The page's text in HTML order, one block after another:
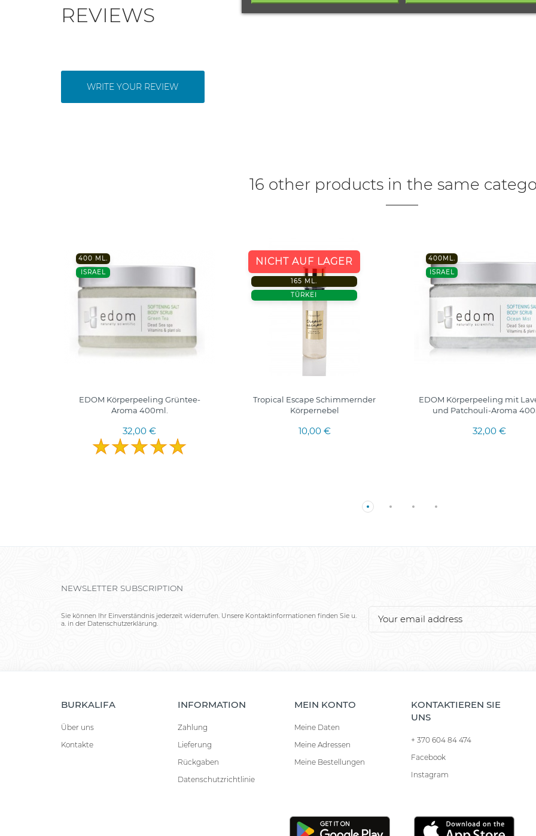
REVIEWS
WRITE YOUR REVIEW
16 other products in the same
400 ML.
ISRAEL
EDOM Körperpeeling Grüntee-
Aroma 400ml.
32,00 €
NICHT AUF LAGER
165 ML.
TÜRKEI
Tropical Escape Schimmernder
Körpernebel
10,00 €
400ML.
ISRAEL
EDOM Körperpeeling mit
und Patchouli-Aroma
32,00 €
NEWSLETTER SUBSCRIPTION
Sie können Ihr Einverständnis jederzeit widerrufen. Unsere Kontaktinformationen finden Sie u.
a. in der Datenschutzerklärung.
BURKALIFA
Über uns
Kontakte
INFORMATION
Zahlung
Lieferung
Rückgaben
Datenschutzrichtlinie
MEIN KONTO
Meine Daten
Meine Adressen
Meine Bestellungen
KONTAKTIEREN SIE
UNS
+ 370 604 84 474
Facebook
Instagram